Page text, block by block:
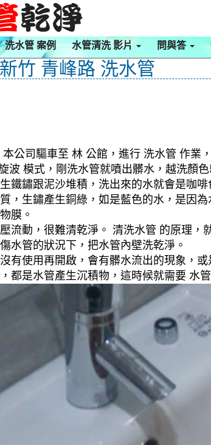
洗水管 案例 水管清洗 影片 問與答
竹 青峰路 洗水管
公司驅車至 林 公館，進行 洗水管 作
波 模式，剛洗水管就噴出髒水，越洗顏
鐵鏽跟泥沙堆積，洗出來的水就會是咖
，生鏽產生銅綠，如是藍色的水，是因
膜。
流動，很難清乾淨。 清洗水管 的原理
水管的狀況下，把水管內壁洗乾淨。
有使用再開啟，會有髒水流出的現象，
都是水管產生沉積物，這時候就需要 水管